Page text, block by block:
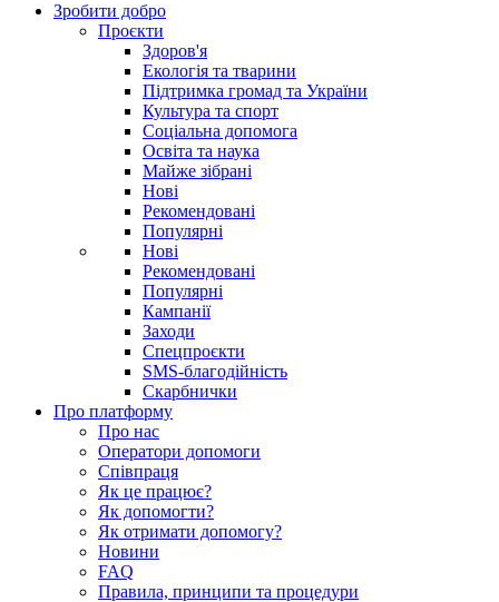
Зробити добро
Проєкти
Здоров'я
Екологія та тварини
Підтримка громад та України
Культура та спорт
Соціальна допомога
Освіта та наука
Майже зібрані
Нові
Рекомендовані
Популярні
Нові
Рекомендовані
Популярні
Кампанії
Заходи
Спецпроєкти
SMS-благодійність
Скарбнички
Про платформу
Про нас
Оператори допомоги
Співпраця
Як це працює?
Як допомогти?
Як отримати допомогу?
Новини
FAQ
Правила, принципи та процедури